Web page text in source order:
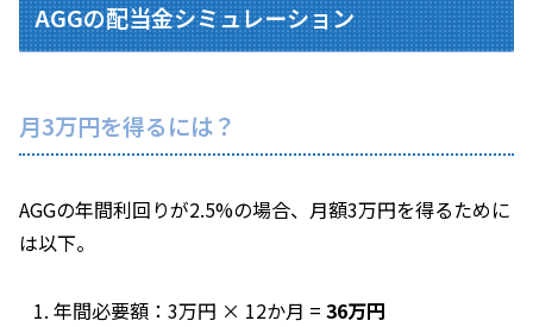
AGGの配当金シミュレーション
月3万円を得るには？
AGGの年間利回りが2.5%の場合、月額3万円を得るために
は以下。
年間必要額：3万円 × 12か月 =36万円